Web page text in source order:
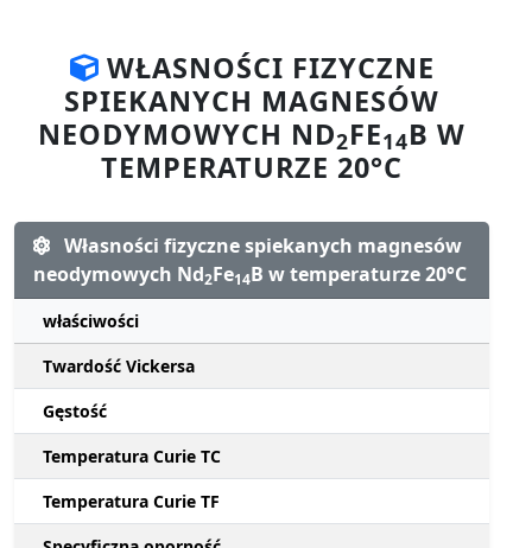
WŁASNOŚCI FIZYCZNE
SPIEKANYCH MAGNESÓW
NEODYMOWYCH ND2FE14B W
TEMPERATURZE 20°C
Własności fizyczne spiekanych magnesów
neodymowych Nd2Fe14B w temperaturze 20°C
właściwości
Twardość Vickersa
Gęstość
Temperatura Curie TC
Temperatura Curie TF